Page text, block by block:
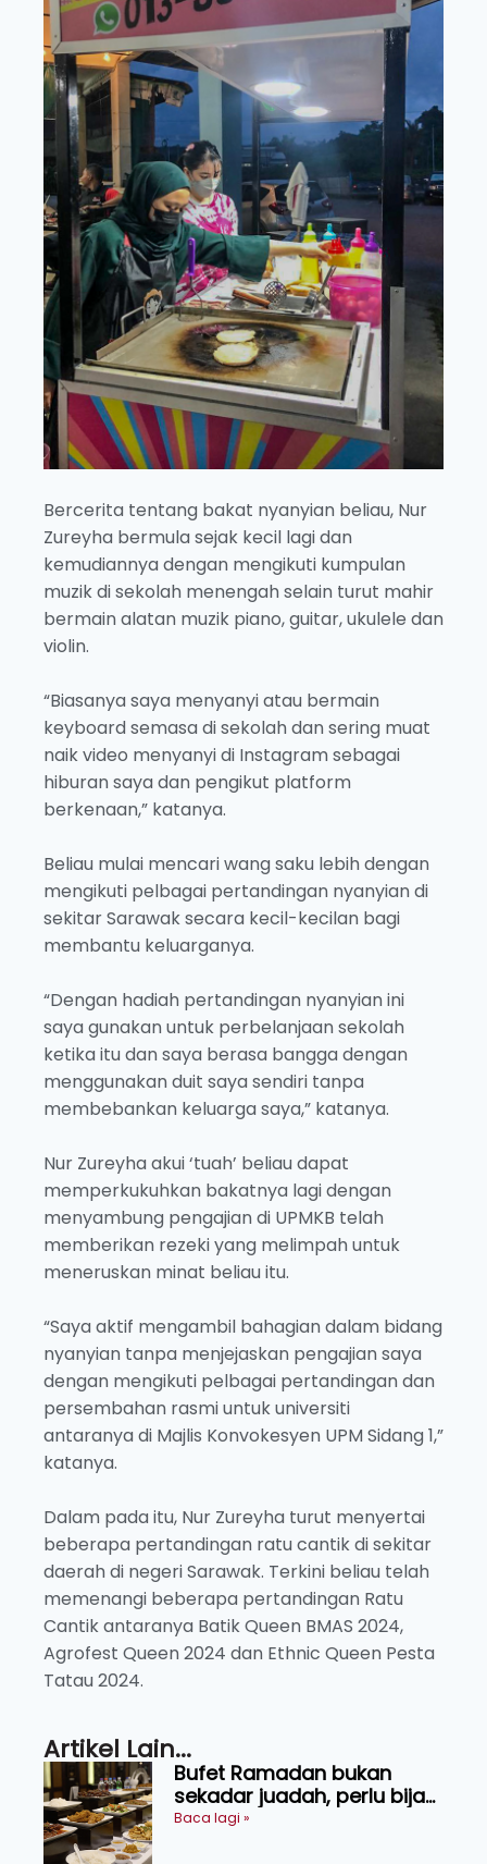
Bercerita tentang bakat nyanyian beliau, Nur
Zureyha bermula sejak kecil lagi dan
kemudiannya dengan mengikuti kumpulan
muzik di sekolah menengah selain turut mahir
bermain alatan muzik piano, guitar, ukulele dan
violin.
“Biasanya saya menyanyi atau bermain
keyboard semasa di sekolah dan sering muat
naik video menyanyi di Instagram sebagai
hiburan saya dan pengikut platform
berkenaan,” katanya.
Beliau mulai mencari wang saku lebih dengan
mengikuti pelbagai pertandingan nyanyian di
sekitar Sarawak secara kecil-kecilan bagi
membantu keluarganya.
“Dengan hadiah pertandingan nyanyian ini
saya gunakan untuk perbelanjaan sekolah
ketika itu dan saya berasa bangga dengan
menggunakan duit saya sendiri tanpa
membebankan keluarga saya,” katanya.
Nur Zureyha akui ‘tuah’ beliau dapat
memperkukuhkan bakatnya lagi dengan
menyambung pengajian di UPMKB telah
memberikan rezeki yang melimpah untuk
meneruskan minat beliau itu.
“Saya aktif mengambil bahagian dalam bidang
nyanyian tanpa menjejaskan pengajian saya
dengan mengikuti pelbagai pertandingan dan
persembahan rasmi untuk universiti
antaranya di Majlis Konvokesyen UPM Sidang 1,”
katanya.
Dalam pada itu, Nur Zureyha turut menyertai
beberapa pertandingan ratu cantik di sekitar
daerah di negeri Sarawak. Terkini beliau telah
memenangi beberapa pertandingan Ratu
Cantik antaranya Batik Queen BMAS 2024,
Agrofest Queen 2024 dan Ethnic Queen Pesta
Tatau 2024.
Artikel Lain...
Bufet Ramadan bukan
sekadar juadah, perlu bijak
memilih dan selamat
Baca lagi »